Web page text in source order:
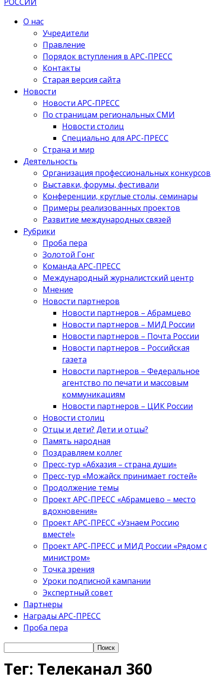
О нас
Учредители
Правление
Порядок вступления в АРС-ПРЕСС
Контакты
Старая версия сайта
Новости
Новости АРС-ПРЕСС
По страницам региональных СМИ
Новости столиц
Специально для АРС-ПРЕСС
Страна и мир
Деятельность
Организация профессиональных конкурсов
Выставки, форумы, фестивали
Конференции, круглые столы, семинары
Примеры реализованных проектов
Развитие международных связей
Рубрики
Проба пера
Золотой Гонг
Команда АРС-ПРЕСС
Международный журналистский центр
Мнение
Новости партнеров
Новости партнеров – Абрамцево
Новости партнеров – МИД России
Новости партнеров – Почта России
Новости партнеров – Российская
газета
Новости партнеров – Федеральное
агентство по печати и массовым
коммуникациям
Новости партнеров – ЦИК России
Новости столиц
Отцы и дети? Дети и отцы?
Память народная
Поздравляем коллег
Пресс-тур «Абхазия – страна души»
Пресс-тур «Можайск принимает гостей»
Продолжение темы
Проект АРС-ПРЕСС «Абрамцево – место
вдохновения»
Проект АРС-ПРЕСС «Узнаем Россию
вместе!»
Проект АРС-ПРЕСС и МИД России «Рядом с
министром»
Точка зрения
Уроки подписной кампании
Экспертный совет
Партнеры
Награды АРС-ПРЕСС
Проба пера
Тег: Телеканал 360